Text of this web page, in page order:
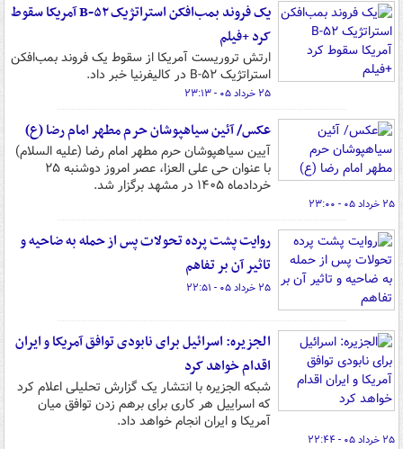
یک فروند بمب‌افکن استراتژیک B-۵۲ آمریکا سقوط
کرد +فیلم
ارتش تروریست آمریکا از سقوط یک فروند بمب‌افکن
استراتژیک B-۵۲ در کالیفرنیا خبر داد.
۲۵ خرداد ۰۵ - ۲۳:۱۳
عکس/ آئین سیاهپوشان حرم مطهر امام رضا (ع)
آیین سیاهپوشان حرم مطهر امام رضا (علیه السلام)
با عنوان حی علی العزا، عصر امروز دوشنبه ۲۵
خردادماه ۱۴۰۵ در مشهد برگزار شد.
۲۵ خرداد ۰۵ - ۲۳:۰۰
روایت پشت پرده تحولات پس از حمله به ضاحیه و
تاثیر آن بر تفاهم
۲۵ خرداد ۰۵ - ۲۲:۵۱
الجزیره: اسرائیل برای نابودی توافق آمریکا و ایران
اقدام خواهد کرد
شبکه الجزیره با انتشار یک گزارش تحلیلی اعلام کرد
که اسراییل هر کاری برای برهم زدن توافق میان
آمریکا و ایران انجام خواهد داد.
۲۵ خرداد ۰۵ - ۲۲:۴۴